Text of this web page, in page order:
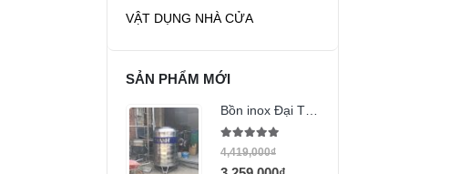
VẬT DỤNG NHÀ CỬA
SẢN PHẨM MỚI
Bồn inox Đại Thành 1000l đứng
5.00out of 5
4,419,000₫